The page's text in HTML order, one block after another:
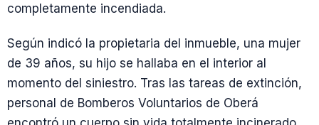
completamente incendiada.
Según indicó la propietaria del inmueble, una mujer
de 39 años, su hijo se hallaba en el interior al
momento del siniestro. Tras las tareas de extinción,
personal de Bomberos Voluntarios de Oberá